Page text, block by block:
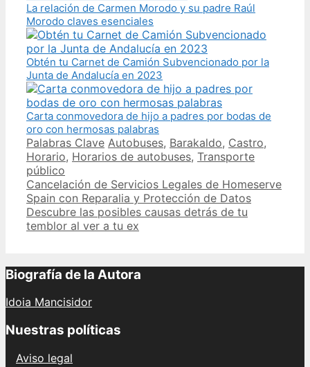
La relación de Carmen Morodo y su padre Raúl
Morodo claves esenciales
Obtén tu Carnet de Camión Subvencionado por la
Junta de Andalucía en 2023
Carta conmovedora de hijo a padres por bodas de
oro con hermosas palabras
Categories
Palabras Clave Tags
Autobuses, Barakaldo, Castro,
Horario, Horarios de autobuses, Transporte
público
Post
navigation
Cancelación de Servicios Legales de Homeserve
Spain con Reparalia y Protección de Datos
Descubre las posibles causas detrás de tu
temblor al ver a tu ex
Biografía de la Autora
Idoia Mancisidor
Nuestras políticas
Aviso legal